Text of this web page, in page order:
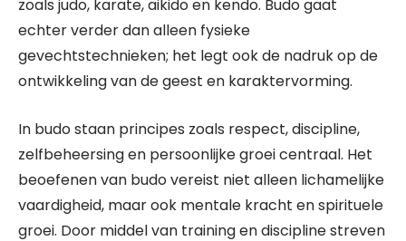
zoals judo, karate, aikido en kendo. Budo gaat
echter verder dan alleen fysieke
gevechtstechnieken; het legt ook de nadruk op de
ontwikkeling van de geest en karaktervorming.
In budo staan principes zoals respect, discipline,
zelfbeheersing en persoonlijke groei centraal. Het
beoefenen van budo vereist niet alleen lichamelijke
vaardigheid, maar ook mentale kracht en spirituele
groei. Door middel van training en discipline streven